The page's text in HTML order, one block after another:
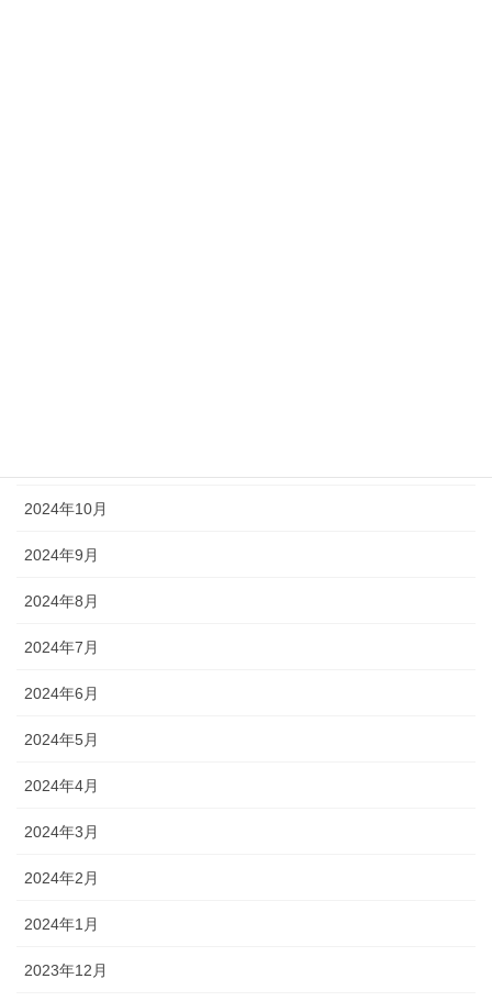
2024年10月
2024年9月
2024年8月
2024年7月
2024年6月
2024年5月
2024年4月
2024年3月
2024年2月
2024年1月
2023年12月